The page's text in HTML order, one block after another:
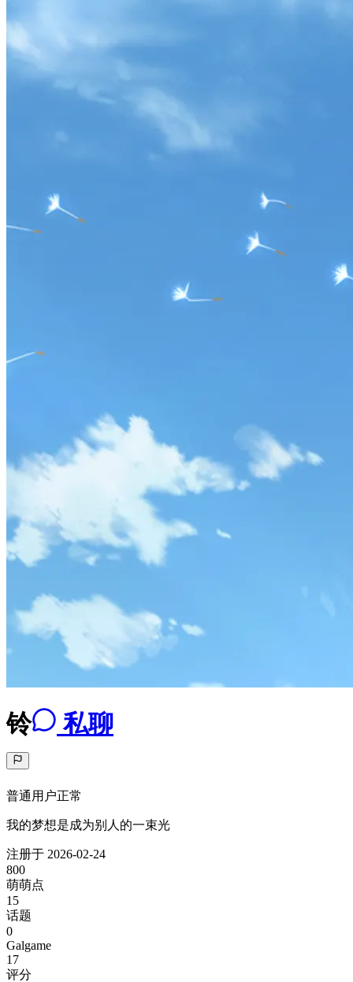
铃 私聊
普通用户正常
我的梦想是成为别人的一束光
注册于 2026-02-24
800
萌萌点
15
话题
0
Galgame
17
评分